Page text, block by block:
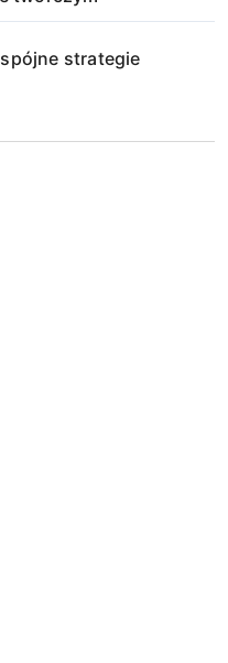
strategie